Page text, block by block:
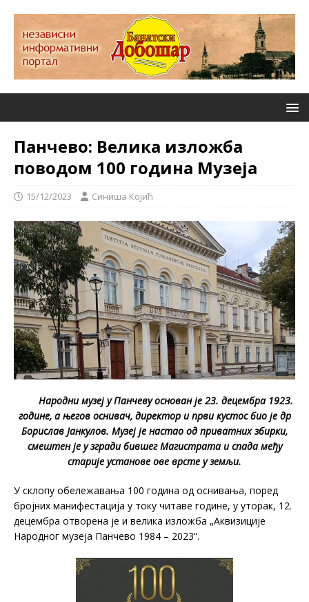
Панчево: Велика изложба
поводом 100 година Музеја
15/12/2023 Синиша Којић
Народни музеј у Панчеву основан је 23. децембра 1923.
године, а његов оснивач, директор и први кустос био је др
Борислав Јанкулов. Музеј је настао од приватних збирки,
смештен је у згради бившег Магистрата и спада међу
старије установе ове врсте у земљи.
У склопу обележавања 100 година од оснивања, поред
бројних манифестација у току читаве године, у уторак, 12.
децембра отворена је и велика изложба „Аквизиције
Народног музеја Панчево 1984 – 2023“.